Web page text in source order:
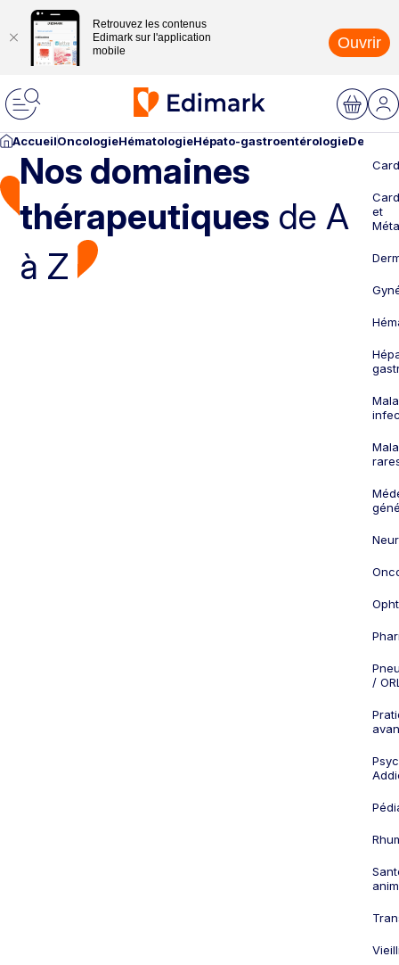
Retrouvez les contenus
Edimark sur l'application
mobile
Ouvrir
AccueilOncologieHématologieHépato-gastroentérologie
Nos domaines
thérapeutiques de A
à Z
et
/